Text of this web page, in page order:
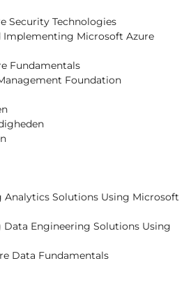
Security Technologies
Implementing Microsoft Azure
Fundamentals
Foundation
Solutions Using Microsoft
Engineering Solutions Using
Data Fundamentals